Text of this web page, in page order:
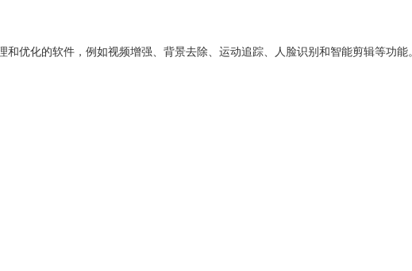
优化的软件，例如视频增强、背景去除、运动追踪、人脸识别和智能剪辑等功能。